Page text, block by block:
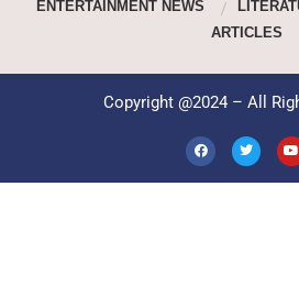
ENTERTAINMENT NEWS
ARTICLES
Copyright @2024 – All